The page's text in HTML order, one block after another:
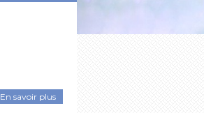
En savoir plus